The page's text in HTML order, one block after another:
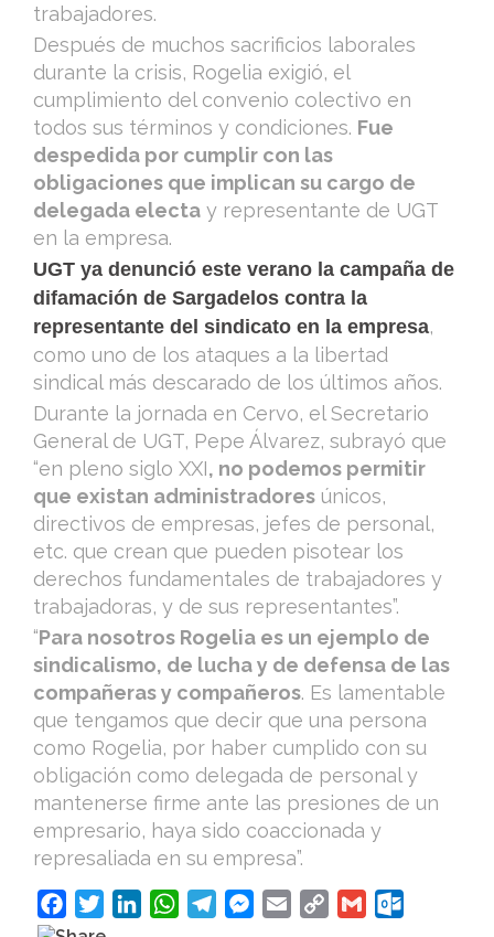
trabajadores.
Después de muchos sacrificios laborales
durante la crisis, Rogelia exigió, el
cumplimiento del convenio colectivo en
todos sus términos y condiciones. Fue
despedida por cumplir con las
obligaciones que implican su cargo de
delegada electa y representante de UGT
en la empresa.
UGT ya denunció este verano la campaña de
difamación de Sargadelos contra la
representante del sindicato en la empresa,
como uno de los ataques a la libertad
sindical más descarado de los últimos años.
Durante la jornada en Cervo, el Secretario
General de UGT, Pepe Álvarez, subrayó que
“en pleno siglo XXI, no podemos permitir
que existan administradores únicos,
directivos de empresas, jefes de personal,
etc. que crean que pueden pisotear los
derechos fundamentales de trabajadores y
trabajadoras, y de sus representantes”.
“Para nosotros Rogelia es un ejemplo de
sindicalismo, de lucha y de defensa de las
compañeras y compañeros. Es lamentable
que tengamos que decir que una persona
como Rogelia, por haber cumplido con su
obligación como delegada de personal y
mantenerse firme ante las presiones de un
empresario, haya sido coaccionada y
represaliada en su empresa”.
a
w
W
h
e
M
e
m
o
G
m